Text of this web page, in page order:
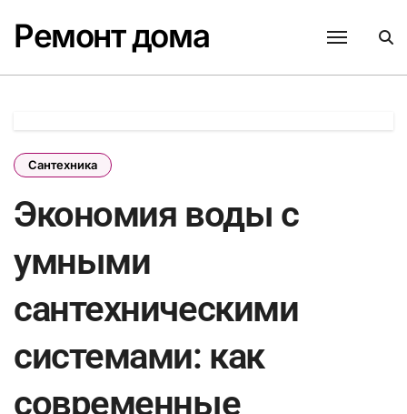
содержанию
Ремонт дома
Сантехника
Экономия воды с
умными
сантехническими
системами: как
современные